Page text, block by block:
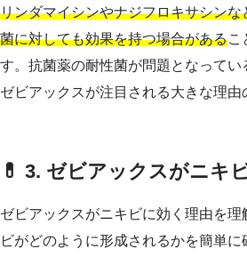
リンダマイシンやナジフロキサシン
菌に対しても効果を持つ場合があるこ
す。抗菌薬の耐性菌が問題となって
ゼビアックスが注目される大きな理由
💊 3. ゼビアックスがニキ
ゼビアックスがニキビに効く理由を理
ビがどのように形成されるかを簡単に